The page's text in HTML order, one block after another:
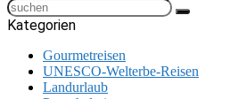
Kategorien
Gourmetreisen
UNESCO-Welterbe-Reisen
Landurlaub